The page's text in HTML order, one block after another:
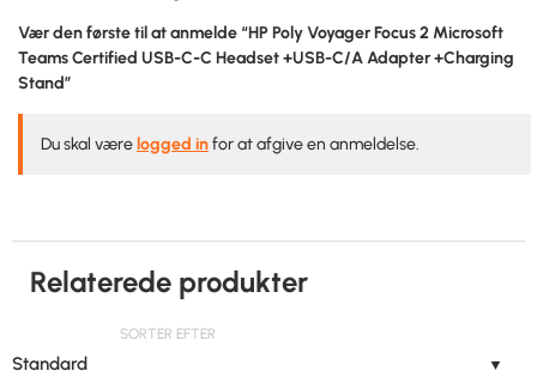
Vær den første til at anmelde “HP Poly Voyager Focus 2 Microsoft
Teams Certified USB-C-C Headset +USB-C/A Adapter +Charging
Stand”
Du skal være logged infor at afgive en anmeldelse.
Relaterede produkter
SORTER EFTER
Standard ▼